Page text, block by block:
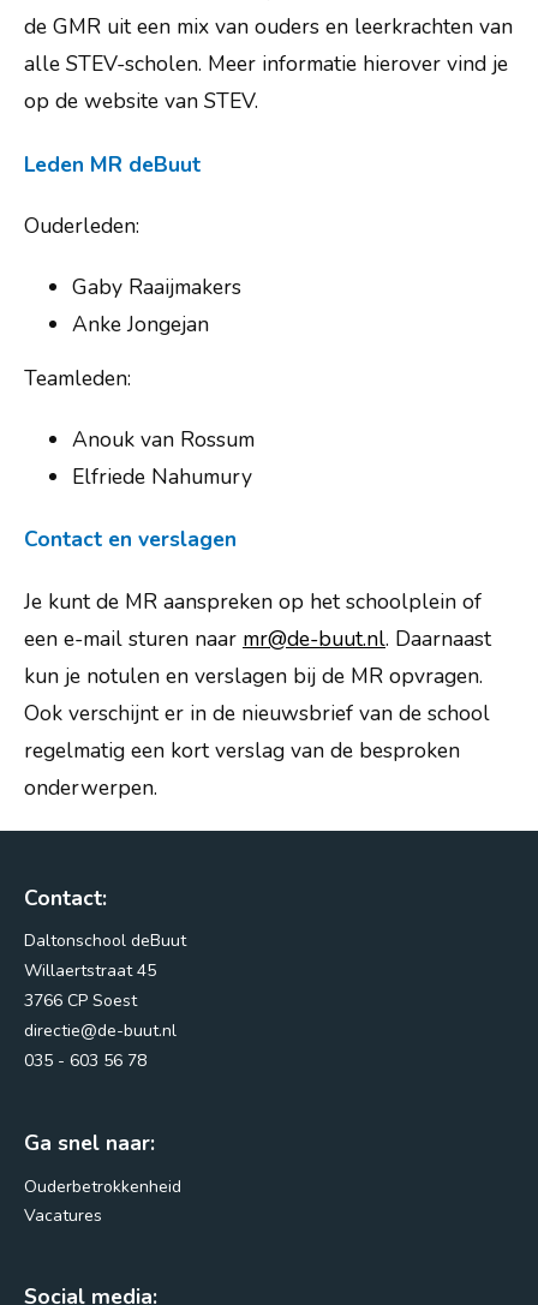
3766 CP Soest
directie@de-buut.nl
035 - 603 56 78
Routebeschrijving
de GMR uit een mix van ouders en leerkrachten van
alle STEV-scholen. Meer informatie hierover vind je
op de website van STEV.
Leden MR deBuut
Ouderleden:
Gaby Raaijmakers
Anke Jongejan
Teamleden:
Anouk van Rossum
Elfriede Nahumury
Contact en verslagen
Je kunt de MR aanspreken op het schoolplein of
een e-mail sturen naar mr@de-buut.nl. Daarnaast
kun je notulen en verslagen bij de MR opvragen.
Ook verschijnt er in de nieuwsbrief van de school
regelmatig een kort verslag van de besproken
onderwerpen.
Contact:
Daltonschool deBuut
Willaertstraat 45
3766 CP Soest
directie@de-buut.nl
035 - 603 56 78
Ga snel naar:
Ouderbetrokkenheid
Vacatures
Social media: